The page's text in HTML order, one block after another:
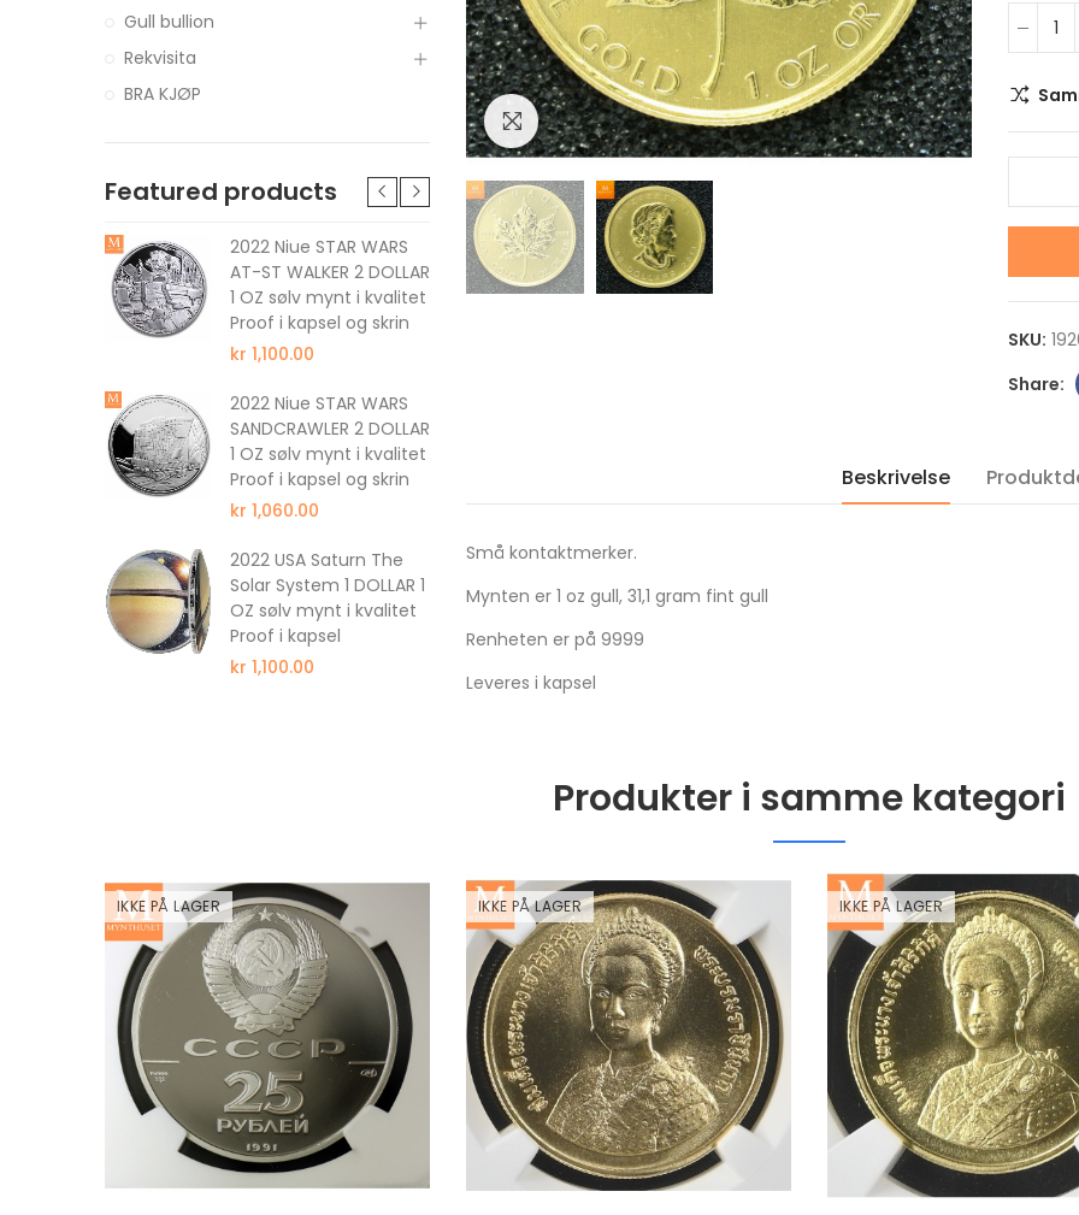
Klikk for å forstørre
SKU:
Beskrivelse
Små kontaktmerker.
Mynten er 1 oz gull, 31,1 gram fint gull
Renheten er på 9999
Leveres i kapsel
Gull bullion
Rekvisita
BRA KJØP
Featured products
2022 Niue STAR WARS
AT-ST WALKER 2 DOLLAR
1 OZ sølv mynt i kvalitet
Proof i kapsel og skrin
kr 1,100.00
2022 Niue STAR WARS
SANDCRAWLER 2 DOLLAR
1 OZ sølv mynt i kvalitet
Proof i kapsel og skrin
kr 1,060.00
2022 USA Saturn The
Solar System 1 DOLLAR 1
OZ sølv mynt i kvalitet
Proof i kapsel
kr 1,100.00
2022 USA Neptune The
Solar System 1 DOLLAR 1
OZ sølv mynt i kvalitet
kr 1,100.00
2001 Canada gull 350
Dollar Mayflower
Provincial Flower
kvalitet proof NGC PF69
AT-ST WALKER 2
1 OZ sølv mynt i
2022 Niue STAR
Proof i kapsel og
kr 1,060.00
Produkter i samme kategori
IKKE PÅ LAGER IKKE PÅ LAGER IKKE PÅ LAGER